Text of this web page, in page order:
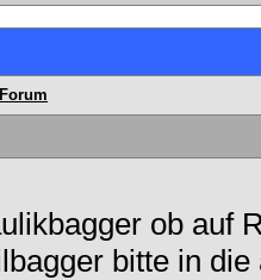
ob auf
bitte in die